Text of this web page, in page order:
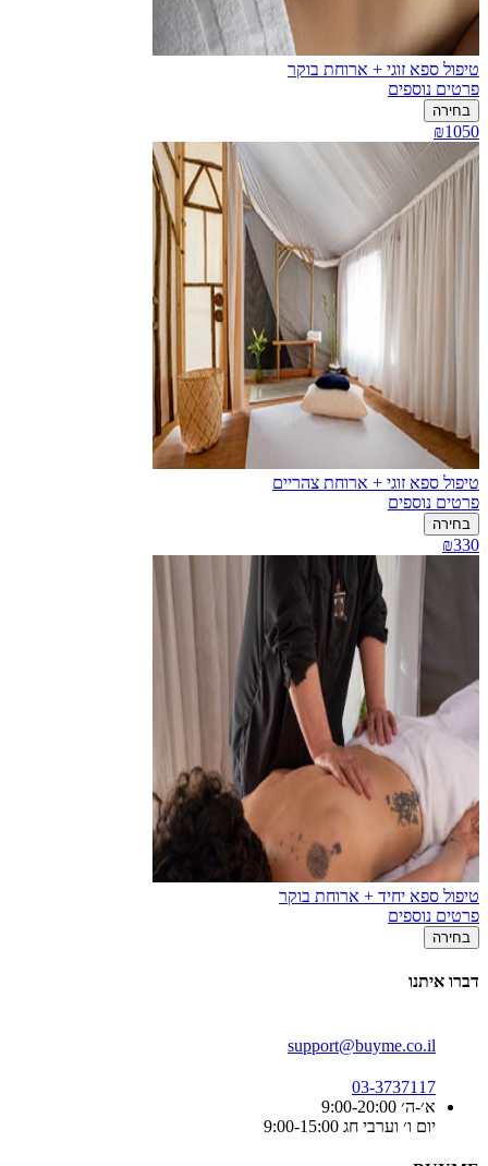
טיפול ספא זוגי + ארוחת בוקר
פרטים נוספים
בחירה
₪1050
טיפול ספא זוגי + ארוחת צהריים
פרטים נוספים
בחירה
₪330
טיפול ספא יחיד + ארוחת בוקר
פרטים נוספים
בחירה
דברו איתנו
support@buyme.co.il
03-3737117
א׳-ה׳ 9:00-20:00
יום ו׳ וערבי חג 9:00-15:00